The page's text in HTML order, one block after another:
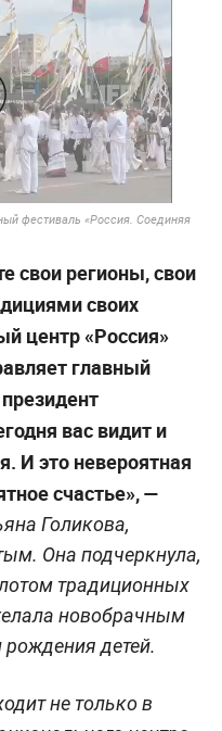
фестиваль «Россия. Соединяя
свои регионы, свои
своих
центр «Россия»
главный
вас видит и
И это невероятная
счастье», —
Голикова,
Она подчеркнула,
традиционных
новобрачным
рождения детей.
не только в